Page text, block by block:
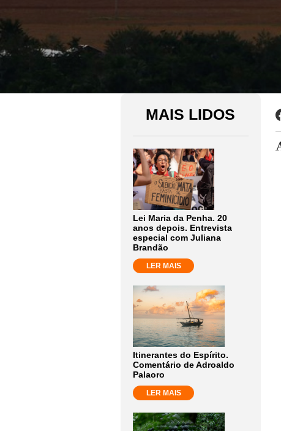
MAIS LIDOS
Lei Maria da Penha. 20
anos depois. Entrevista
especial com Juliana
Brandão
LER MAIS
Itinerantes do Espírito.
Comentário de Adroaldo
Palaoro
LER MAIS